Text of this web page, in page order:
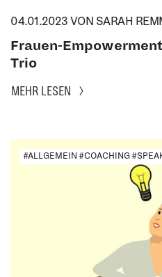
04.01.2023 VON SARAH
Frauen-
Trio
MEHR LESEN
#ALLGEMEIN #COACHING